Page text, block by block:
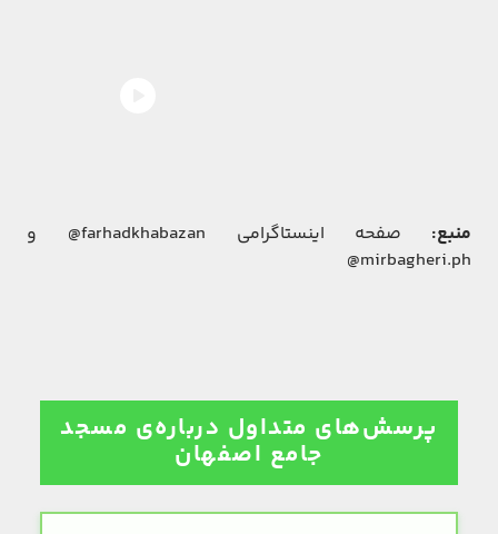
منبع:
صفحه اینستاگرامی farhadkhabazan@ و
mirbagheri.ph@
پرسش‌های متداول درباره‌ی مسجد
جامع اصفهان